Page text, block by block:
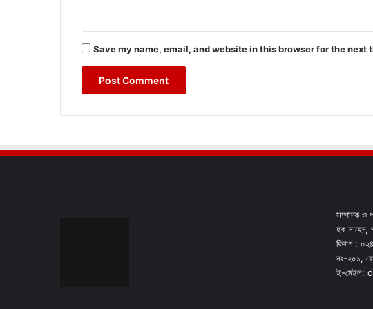
Save my name, email, and website in this browser for the next
সম্পাদক ও
হক সাহেদ,
বিভাগ :
নং-২০১,
ই-মেইল: